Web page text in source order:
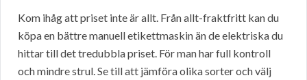
Kom ihåg att priset inte är allt. Från allt-fraktfritt kan du
köpa en bättre manuell etikettmaskin än de elektriska du
hittar till det tredubbla priset. För man har full kontroll
och mindre strul. Se till att jämföra olika sorter och välj